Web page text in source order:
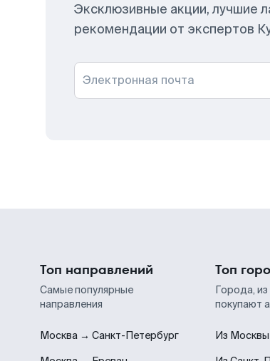
Эксклюзивные акции, лучшие
рекомендации от экспертов
Электронная почта
Топ направлений
Самые популярные
направления
Москва → Санкт-Петербург
Топ
Города,
покупают
Из Москвы